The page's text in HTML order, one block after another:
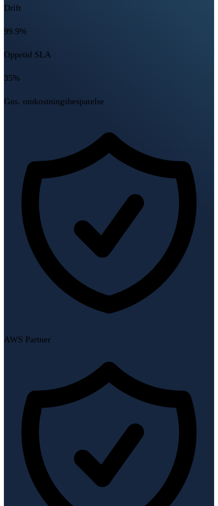
Drift
99.9%
Oppetid SLA
35%
Gns. omkostningsbesparelse
AWS Partner